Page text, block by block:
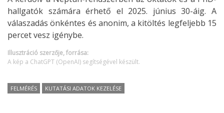
hallgatók számára érhető el 2025. június 30-áig. A
válaszadás önkéntes és anonim, a kitöltés legfeljebb 15
percet vesz igénybe.
Illusztráció szerzője, forrása:
A kép a ChatGPT (OpenAI) segítségével készült.
FELMÉRÉS KUTATÁSI ADATOK KEZELÉSE